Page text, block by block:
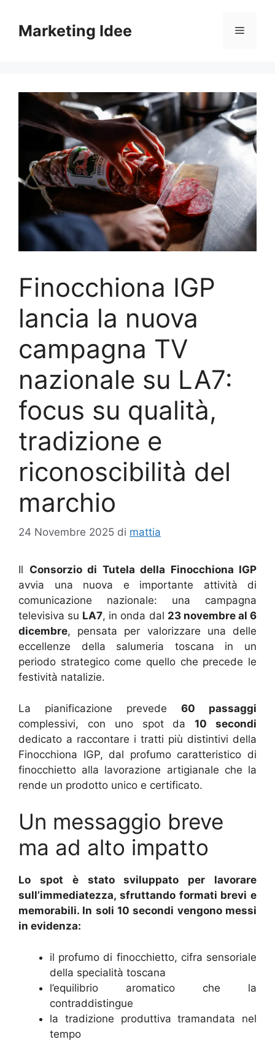
contenuto
Marketing Idee Menu
Finocchiona IGP
lancia la nuova
campagna TV
nazionale su LA7:
focus su qualità,
tradizione e
riconoscibilità del
marchio
24 Novembre 2025 di mattia
Il Consorzio di Tutela della Finocchiona IGP
avvia una nuova e importante attività di
comunicazione nazionale: una campagna
televisiva su LA7, in onda dal 23 novembre al 6
dicembre, pensata per valorizzare una delle
eccellenze della salumeria toscana in un
periodo strategico come quello che precede le
festività natalizie.
La pianificazione prevede 60 passaggi
complessivi, con uno spot da10 secondi
dedicato a raccontare i tratti più distintivi della
Finocchiona IGP, dal profumo caratteristico di
finocchietto alla lavorazione artigianale che la
rende un prodotto unico e certificato.
Un messaggio breve
ma ad alto impatto
Lo spot è stato sviluppato per lavorare
sull’immediatezza, sfruttando formati brevi e
memorabili. In soli 10 secondi vengono messi
in evidenza:
il profumo di finocchietto, cifra sensoriale
della specialità toscana
l’equilibrio aromatico che la
contraddistingue
la tradizione produttiva tramandata nel
tempo